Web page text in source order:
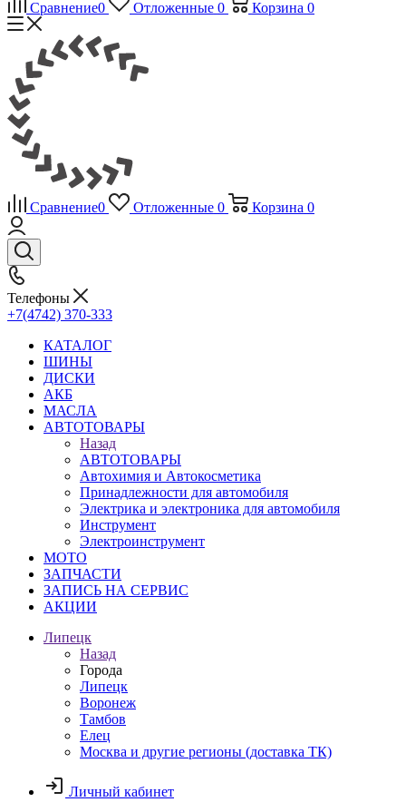
Сравнение0 Отложенные 0 Корзина 0
Сравнение0 Отложенные 0 Корзина 0
Телефоны
+7(4742) 370-333
КАТАЛОГ
ШИНЫ
ДИСКИ
АКБ
МАСЛА
АВТОТОВАРЫ
Назад
АВТОТОВАРЫ
Автохимия и Автокосметика
Принадлежности для автомобиля
Электрика и электроника для автомобиля
Инструмент
Электроинструмент
МОТО
ЗАПЧАСТИ
ЗАПИСЬ НА СЕРВИС
АКЦИИ
Липецк
Назад
Города
Липецк
Воронеж
Тамбов
Елец
Москва и другие регионы (доставка ТК)
Личный кабинет